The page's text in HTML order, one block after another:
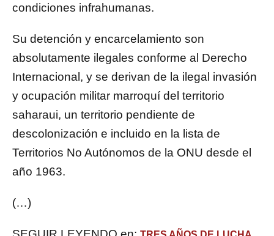
condiciones infrahumanas.
Su detención y encarcelamiento son
absolutamente ilegales conforme al Derecho
Internacional, y se derivan de la ilegal invasión
y ocupación militar marroquí del territorio
saharaui, un territorio pendiente de
descolonización e incluido en la lista de
Territorios No Autónomos de la ONU desde el
año 1963.
(…)